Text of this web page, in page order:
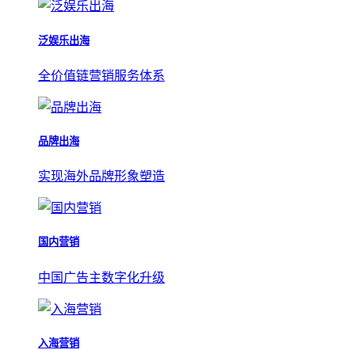
泛娱乐出海
全价值链营销服务体系
品牌出海
实现海外品牌形象塑造
国内营销
中国广告主数字化升级
入海营销